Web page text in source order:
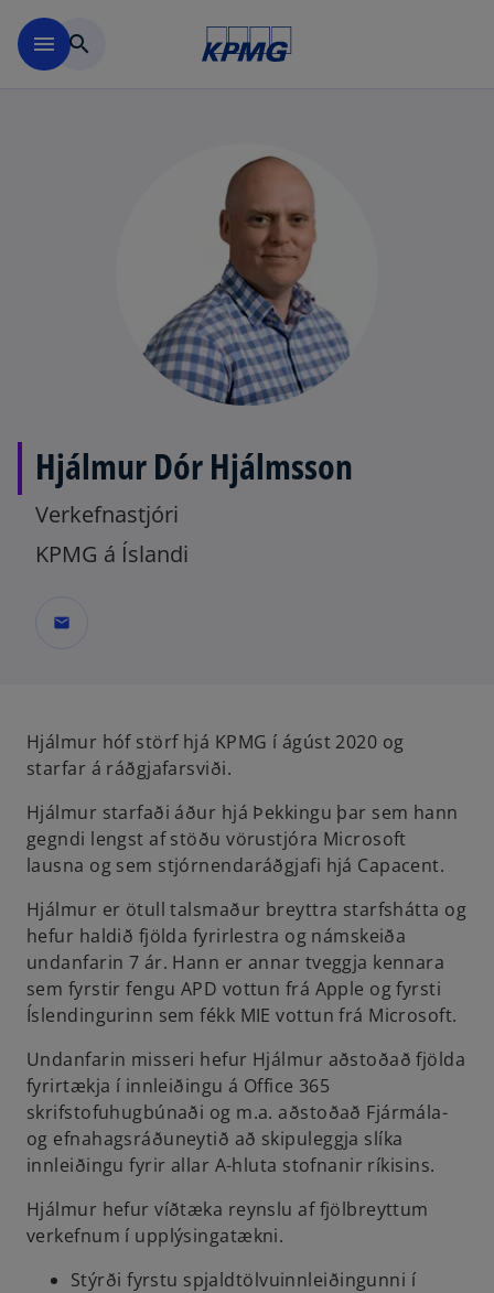
menu search
Hjálmur Dór Hjálmsson
Verkefnastjóri
KPMG á Íslandi
mail
Hjálmur hóf störf hjá KPMG í ágúst 2020 og
starfar á ráðgjafarsviði.
Hjálmur starfaði áður hjá Þekkingu þar sem hann
gegndi lengst af stöðu vörustjóra Microsoft
lausna og sem stjórnendaráðgjafi hjá Capacent. ​
Hjálmur er ötull talsmaður breyttra starfshátta og
hefur haldið fjölda fyrirlestra og námskeiða
undanfarin 7 ár. Hann er annar tveggja kennara
sem fyrstir fengu APD vottun frá Apple og fyrsti
Íslendingurinn sem fékk MIE vottun frá Microsoft.
Undanfarin misseri hefur Hjálmur aðstoðað fjölda
fyrirtækja í innleiðingu á Office 365
skrifstofuhugbúnaði og m.a. aðstoðað Fjármála-
og efnahagsráðuneytið að skipuleggja slíka
innleiðingu fyrir allar A-hluta stofnanir ríkisins.
Hjálmur hefur víðtæka reynslu af fjölbreyttum
verkefnum í upplýsingatækni​.
Stýrði fyrstu spjaldtölvuinnleiðingunni í